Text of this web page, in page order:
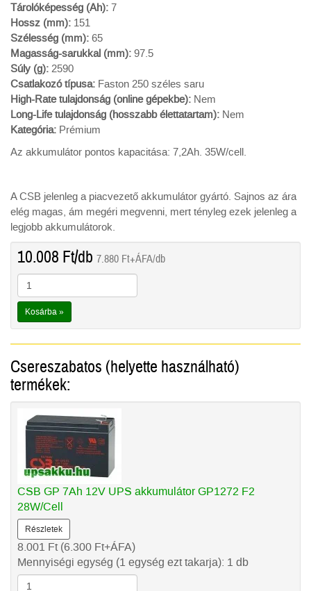
Tárolóképesség (Ah): 7
Hossz (mm): 151
Szélesség (mm): 65
Magasság-sarukkal (mm): 97.5
Súly (g): 2590
Csatlakozó típusa: Faston 250 széles saru
High-Rate tulajdonság (online gépekbe): Nem
Long-Life tulajdonság (hosszabb élettatartam): Nem
Kategória: Prémium
Az akkumulátor pontos kapacitása: 7,2Ah. 35W/cell.
A CSB jelenleg a piacvezető akkumulátor gyártó. Sajnos az ára
elég magas, ám megéri megvenni, mert tényleg ezek jelenleg a
legjobb akkumulátorok.
10.008 Ft/db 7.880 Ft+ÁFA/db
Kosárba »
Csereszabatos (helyette használható)
termékek:
CSB GP 7Ah 12V UPS akkumulátor GP1272 F2
28W/Cell
Részletek
8.001 Ft(6.300 Ft+ÁFA)
Mennyiségi egység (1 egység ezt takarja): 1 db